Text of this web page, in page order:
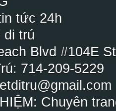
tức 24h
di trú
Blvd #104E
714-209-5229
Chuyên